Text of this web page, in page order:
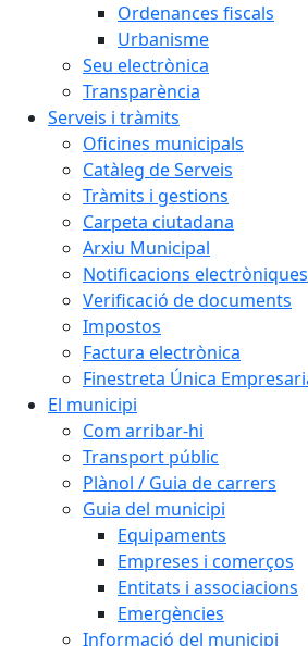
Ordenances fiscals
Urbanisme
Seu electrònica
Transparència
Serveis i tràmits
Oficines municipals
Catàleg de Serveis
Tràmits i gestions
Carpeta ciutadana
Arxiu Municipal
Notificacions electròniques
Verificació de documents
Impostos
Factura electrònica
Finestreta Única
El municipi
Com arribar-hi
Transport públic
Plànol / Guia de carrers
Guia del municipi
Equipaments
Empreses i comerços
Entitats i associacions
Emergències
Informació del municipi